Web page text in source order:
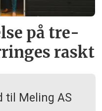
på tre­
raskt
til Meling AS